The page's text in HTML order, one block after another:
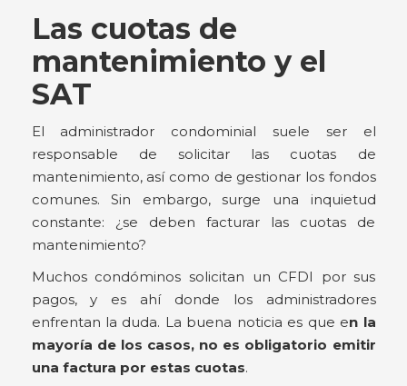
Las cuotas de
mantenimiento y el
SAT
El administrador condominial suele ser el
responsable de solicitar las cuotas de
mantenimiento, así como de gestionar los fondos
comunes. Sin embargo, surge una inquietud
constante: ¿se deben facturar las cuotas de
mantenimiento?
Muchos condóminos solicitan un CFDI por sus
pagos, y es ahí donde los administradores
enfrentan la duda. La buena noticia es que en la
mayoría de los casos, no es obligatorio emitir
una factura por estas cuotas.